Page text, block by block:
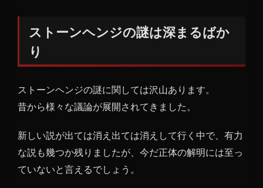
ジの
謎は
深ま
かり
1.1
の謎
は巨
どこ
ストーンヘンジの謎は深まるばか
り
ストーンヘンジの謎に関しては沢山あります。
昔から様々な議論が展開されてきました。
新しい説が出ては消え出ては消えして行く中で、有力
な説も幾つか残りましたが、今だ正体の解明には至っ
ていないと言えるでしょう。